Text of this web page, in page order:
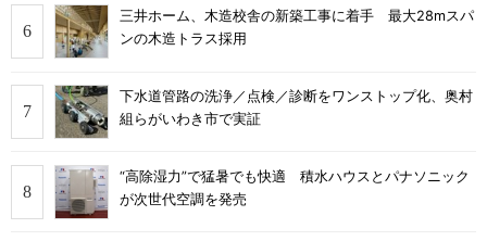
三井ホーム、木造校舎の新築工事に着手 最大28mスパ
ンの木造トラス採用
下水道管路の洗浄／点検／診断をワンストップ化、奥村
組らがいわき市で実証
“高除湿力”で猛暑でも快適 積水ハウスとパナソニック
が次世代空調を発売